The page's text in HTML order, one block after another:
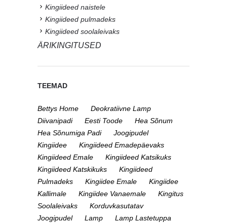
Kingiideed naistele
Kingiideed pulmadeks
Kingiideed soolaleivaks
ÄRIKINGITUSED
TEEMAD
Bettys Home
Deokratiivne Lamp
Diivanipadi
Eesti Toode
Hea Sõnum
Hea Sõnumiga Padi
Joogipudel
Kingiidee
Kingiideed Emadepäevaks
Kingiideed Emale
Kingiideed Katsikuks
Kingiideed Katskikuks
Kingiideed
Pulmadeks
Kingiidee Emale
Kingiidee
Kallimale
Kingiidee Vanaemale
Kingitus
Soolaleivaks
Korduvkasutatav
Joogipudel
Lamp
Lamp Lastetuppa